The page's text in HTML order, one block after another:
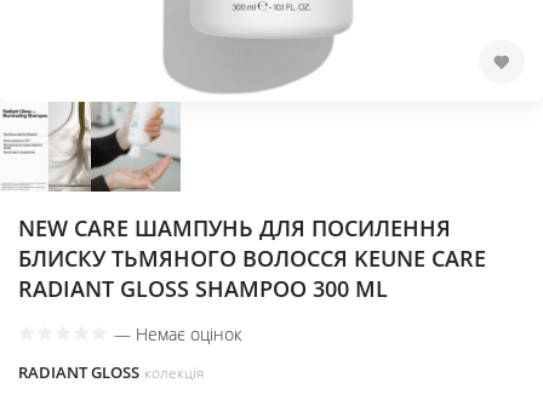
NEW CARE ШАМПУНЬ ДЛЯ ПОСИЛЕННЯ
БЛИСКУ ТЬМЯНОГО ВОЛОССЯ KEUNE CARE
RADIANT GLOSS SHAMPOO 300 ML
— Немає оцінок
RADIANT GLOSS колекція